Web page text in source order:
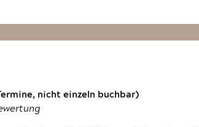
nicht einzeln buchbar)